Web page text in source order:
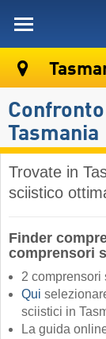
Tasmania
Trovate in
sciistico
Finder
comprensori
2 comprensori
Qui
sciistici in
La guida